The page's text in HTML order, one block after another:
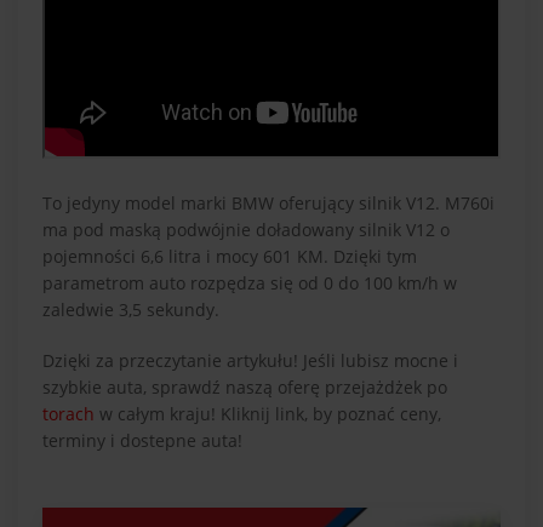
To jedyny model marki BMW oferujący silnik V12. M760i
ma pod maską podwójnie doładowany silnik V12 o
pojemności 6,6 litra i mocy 601 KM. Dzięki tym
parametrom auto rozpędza się od 0 do 100 km/h w
zaledwie 3,5 sekundy.
Dzięki za przeczytanie artykułu! Jeśli lubisz mocne i
szybkie auta, sprawdź naszą oferę przejażdżek po
torach w całym kraju! Kliknij link, by poznać ceny,
terminy i dostepne auta!